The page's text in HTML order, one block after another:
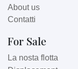
About us
Contatti
For Sale
La nosta flotta